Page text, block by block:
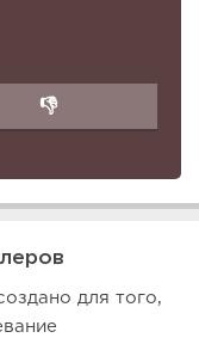
👎
для того,